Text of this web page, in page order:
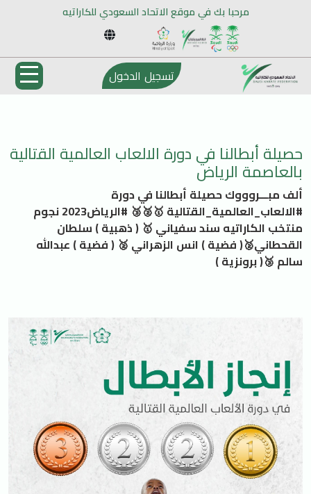
مرحبا بك في موقع الاتحاد السعودي للكاراتيه
تسجيل الدخول
حصيلة أبطالنا في دورة الالعاب العالمية القتالية
بالعاصمة الرياض
ألف مبـــروووك حصيلة أبطالنا في دورة
#الالعاب_العالمية_القتالية 🥇🥈🥉 #الرياض2023 نجوم
منتخب الكاراتيه سند سفياني 🥇 ( ذهبية ) سلطان
القحطاني🥈( فضية ) انس الزهراني 🥈 ( فضية ) عبدالله
سالم 🥉( برونزية )